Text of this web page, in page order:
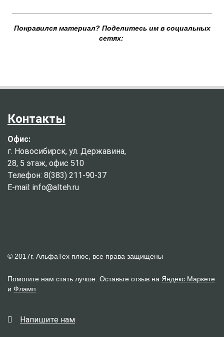
Понравился материал? Поделитесь им в социальных
сетях:
Контакты
Офис:
г. Новосибирск, ул. Державина,
28, 5 этаж, офис 510
Телефон: 8(383) 211-90-37
E-mail: info@alteh.ru
© 2017г. АльфаТех плюс, все права защищены
Помогите нам стать лучше. Оставьте отзыв на Яндекс.Маркете
и Фламп
Напишите нам